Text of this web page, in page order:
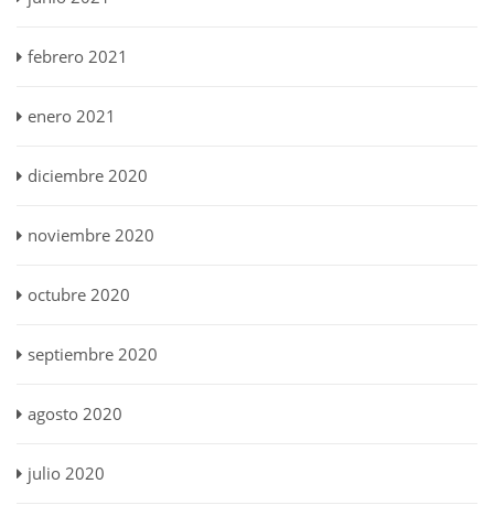
febrero 2021
enero 2021
diciembre 2020
noviembre 2020
octubre 2020
septiembre 2020
agosto 2020
julio 2020